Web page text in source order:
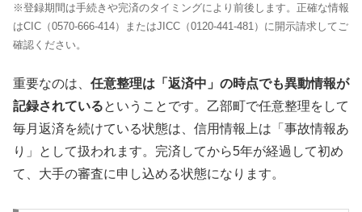
※登録期間は手続きや完済のタイミングにより前後します。正確な情報
はCIC（0570-666-414）またはJICC（0120-441-481）に開示請求してご
確認ください。
重要なのは、 任意整理は「返済中」の時点でも異動情報が
記録されているということです。乙部町で任意整理をして
毎月返済を続けている状態は、信用情報上は「事故情報あ
り」として扱われます。完済してから5年が経過して初め
て、大手の審査に申し込める状態になります。